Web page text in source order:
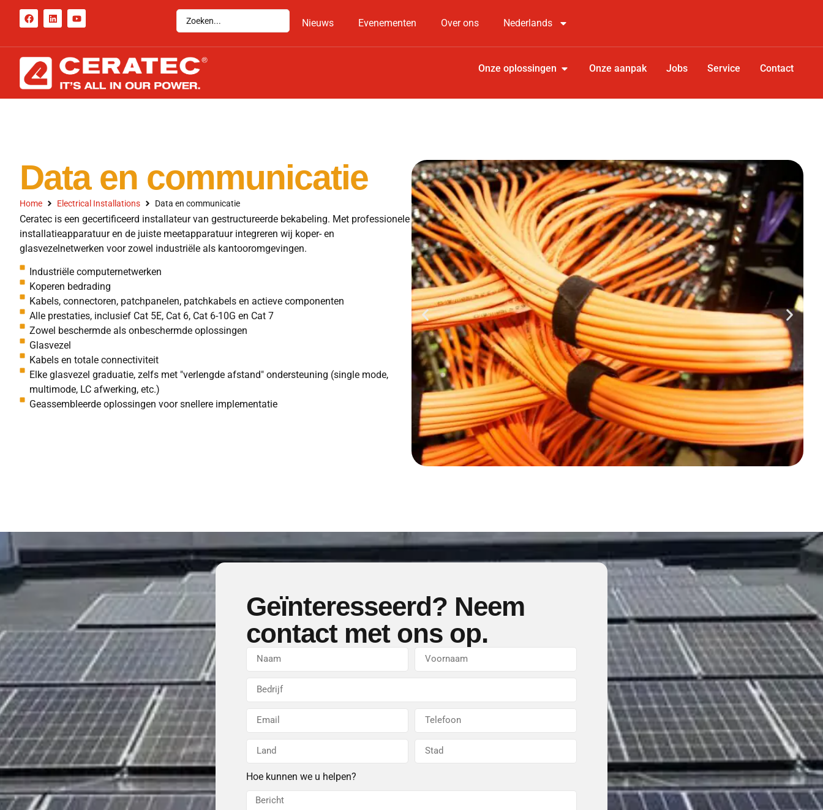
Nieuws Evenementen Over ons Nederlands
Onze oplossingen Onze aanpak Jobs Service Contact
Data en communicatie
Home Electrical Installations Data en communicatie
Ceratec is een gecertificeerd installateur van gestructureerde bekabeling. Met professionele
installatieapparatuur en de juiste meetapparatuur integreren wij koper- en
glasvezelnetwerken voor zowel industriële als kantooromgevingen.
Industriële computernetwerken
Koperen bedrading
Kabels, connectoren, patchpanelen, patchkabels en actieve componenten
Alle prestaties, inclusief Cat 5E, Cat 6, Cat 6-10G en Cat 7
Zowel beschermde als onbeschermde oplossingen
Glasvezel
Kabels en totale connectiviteit
Elke glasvezel graduatie, zelfs met "verlengde afstand" ondersteuning (single mode,
multimode, LC afwerking, etc.)
Geassembleerde oplossingen voor snellere implementatie
Geïnteresseerd? Neem
contact met ons op.
Hoe kunnen we u helpen?